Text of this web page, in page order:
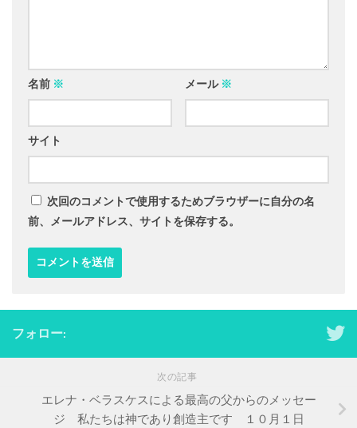
名前 ※ メール ※
サイト
次回のコメントで使用するためブラウザーに自分の名
前、メールアドレス、サイトを保存する。
フォロー:
次の記事
エレナ・ベラスケスによる最高の父からのメッセー
ジ 私たちは神であり創造主です １０月１日